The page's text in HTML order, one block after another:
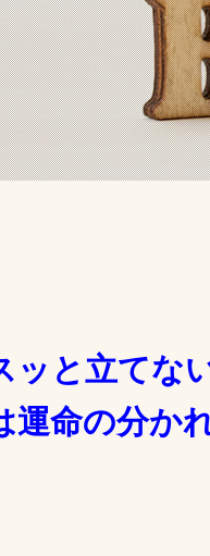
ッと立てな
運命の分か